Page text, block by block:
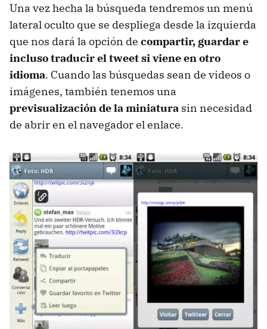
Una vez hecha la búsqueda tendremos un menú
lateral oculto que se despliega desde la izquierda
que nos dará la opción de compartir, guardar e
incluso traducir el tweet si viene en otro
idioma. Cuando las búsquedas sean de videos o
imágenes, también tenemos una
previsualización de la miniatura sin necesidad
de abrir en el navegador el enlace.